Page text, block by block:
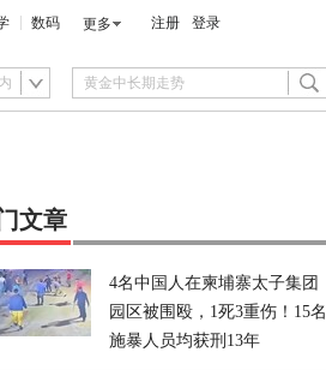
数码 更多 注册 登录
文章
4名中国人在柬埔寨太子集团
园区被围殴，1死3重伤！15名
施暴人员均获刑13年